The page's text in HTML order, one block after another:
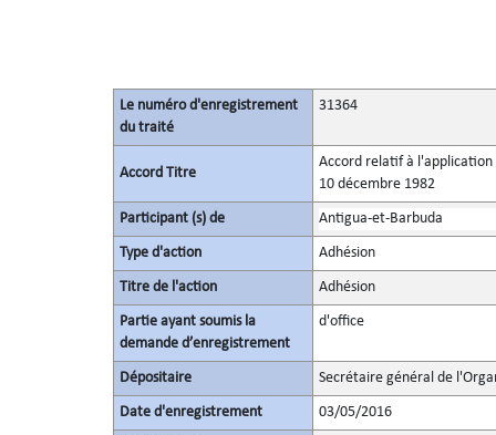
Le numéro d'enregistrement
du traité
31364
Accord Titre
Accord relatif à l'application
10 décembre 1982
Participant (s) de Antigua-et-Barbuda
Type d'action Adhésion
Titre de l'action Adhésion
Partie ayant soumis la
demande d’enregistrement
d'office
Dépositaire Secrétaire général de
Date d'enregistrement 03/05/2016